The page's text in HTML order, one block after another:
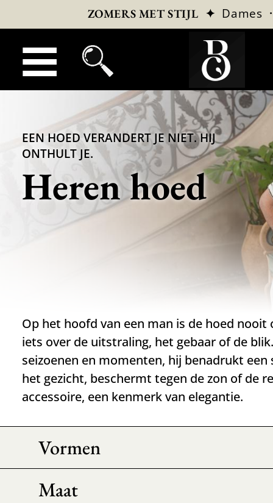
ZOMERS MET STIJL ✦ Dames
EEN HOED VERANDERT JE NIET. HIJ
ONTHULT JE.
Heren hoed
Op het hoofd van een man is de hoed
iets over de uitstraling, het gebaar of de
seizoenen en momenten, hij benadrukt
het gezicht, beschermt tegen de zon of de
accessoire, een kenmerk van elegantie.
Vormen
Maat